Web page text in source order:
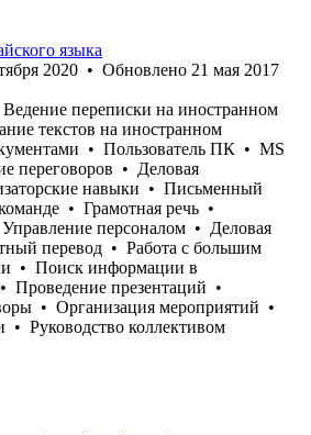
языка
2020 • Обновлено 21 мая 2017
Ведение переписки на иностранном
текстов на иностранном
• Пользователь ПК • MS
переговоров • Деловая
навыки • Письменный
• Грамотная речь •
Управление персоналом • Деловая
перевод • Работа с большим
• Поиск информации в
• Проведение презентаций •
• Организация мероприятий •
• Руководство коллективом